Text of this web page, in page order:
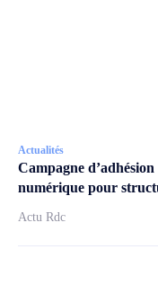
Actualités
Campagne
numérique pour
Actu Rdc